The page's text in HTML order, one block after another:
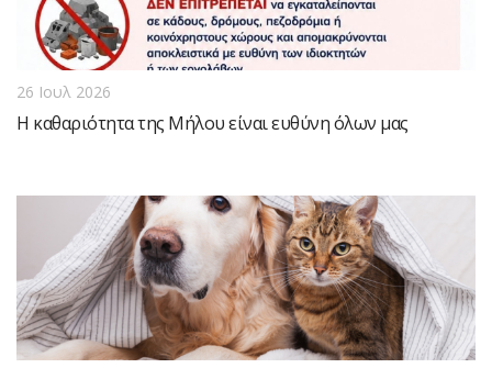
26 Ιουλ 2026
Η καθαριότητα της Μήλου είναι ευθύνη όλων μας